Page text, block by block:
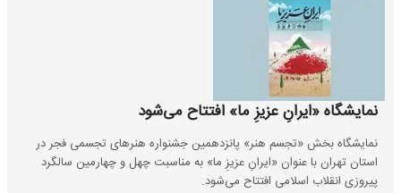
نمایشگاه «ایرانِ عزیزِ ما» افتتاح می‌شود
نمایشگاه بخش «تجسم هنر» پانزدهمین جشنواره هنرهای تجسمی فجر در
استان تهران با عنوان «ایرانِ عزیزِ ما» به مناسبت چهل و چهارمین سالگرد
پیروزی انقلاب اسلامی افتتاح می‌شود.